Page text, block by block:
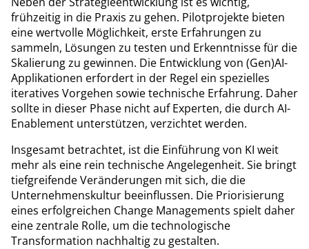
frühzeitig in die Praxis zu gehen. Pilotprojekte bieten
eine wertvolle Möglichkeit, erste Erfahrungen zu
sammeln, Lösungen zu testen und Erkenntnisse für die
Skalierung zu gewinnen. Die Entwicklung von (Gen)AI-
Applikationen erfordert in der Regel ein spezielles
iteratives Vorgehen sowie technische Erfahrung. Daher
sollte in dieser Phase nicht auf Experten, die durch AI-
Enablement unterstützen, verzichtet werden.
Insgesamt betrachtet, ist die Einführung von KI weit
mehr als eine rein technische Angelegenheit. Sie bringt
tiefgreifende Veränderungen mit sich, die die
Unternehmenskultur beeinflussen. Die Priorisierung
eines erfolgreichen Change Managements spielt daher
eine zentrale Rolle, um die technologische
Transformation nachhaltig zu gestalten.